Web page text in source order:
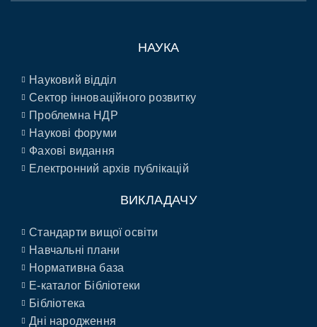
НАУКА
Науковий відділ
Сектор інноваційного розвитку
Проблемна НДР
Наукові форуми
Фахові видання
Електронний архів публікацій
ВИКЛАДАЧУ
Стандарти вищої освіти
Навчальні плани
Нормативна база
E-каталог Бібліотеки
Бібліотека
Дні народження